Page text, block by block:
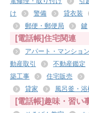
け
警備 貸衣装
郵便・郵便局
鍵
[電話帳]住宅関連
アパート・マンション
動産取引
不動産鑑定
築工事
住宅販売
貸家
風呂釜・浴
[電話帳]趣味・習い